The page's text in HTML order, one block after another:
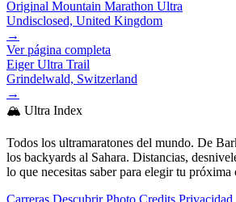
Original Mountain Marathon Ultra
Undisclosed, United Kingdom
→
Ver página completa
Eiger Ultra Trail
Grindelwald, Switzerland
→
🏔️ Ultra Index
Todos los ultramaratones del mundo. De
los backyards al Sahara. Distancias,
lo que necesitas saber para elegir tu próxima
Carreras Descubrir Photo Credits Privacidad